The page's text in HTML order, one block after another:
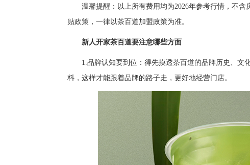
温馨提醒：以上所有费用均为2026年参考行情，不含
贴政策，一律以茶百道加盟政策为准。
新人开家茶百道要注意哪些方面
1.品牌认知要到位：得先摸透茶百道的品牌历史、文
料，这样才能跟着品牌的路子走，更好地经营门店。